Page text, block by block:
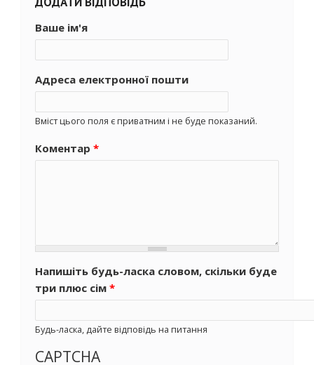
Ваше ім'я
Адреса електронної пошти
Вміст цього поля є приватним і не буде показаний.
Коментар *
Напишіть будь-ласка словом, скільки буде
три плюс сім *
Будь-ласка, дайте відповідь на питання
CAPTCHA